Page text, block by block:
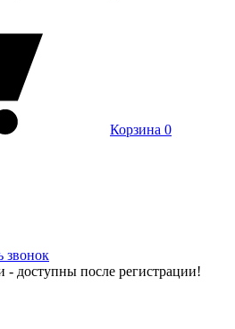
Корзина 0
звонок
доступны после регистрации!